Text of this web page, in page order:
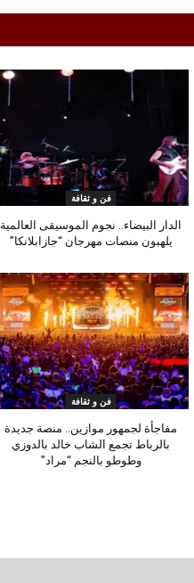
فن و ثقافة
الدار البيضاء.. نجوم الموسيقى العالمية
يلهبون منصات مهرجان “جازابلانكا”
فن و ثقافة
مفاجأة لجمهور موازين.. منصة جديدة
بالرباط تجمع الشاب خالد بالدوزي
وطوطو بالنجم “مراد”